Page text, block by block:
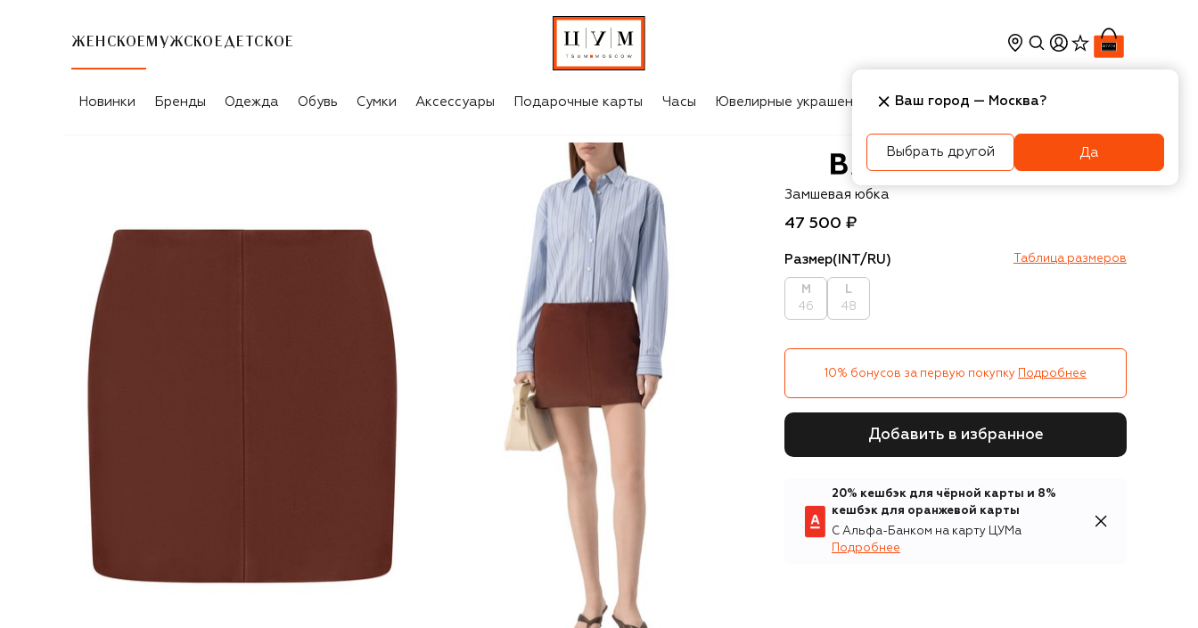
ЖЕНСКОЕ МУЖСКОЕ ДЕТСКОЕ
Новинки Бренды Одежда Обувь Сумки Аксессуары Подарочные карты Часы Ювелирные украшения Косметика Интерьер
Bats
Замшевая юбка
47 500 ₽
Размер(INT/RU) Таблица размеров
M
46
L
48
10% бонусов за первую покупку Подробнее
Добавить в избранное
20% кешбэк для чёрной карты и 8%
кешбэк для оранжевой карты
С Альфа-Банком на карту ЦУМа
Подробнее
Ваш город — Москва?
Выбрать другой Да